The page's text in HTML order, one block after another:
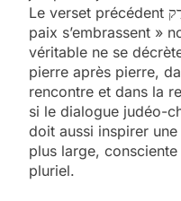
Le verset précédent נָשָקו וְשָלֹום צֶדֶק « la justice et la
paix s’embrassent »
véritable ne se
pierre après pierre,
rencontre et dans la
si le dialogue judéo-
doit aussi inspirer
plus large,
pluriel.